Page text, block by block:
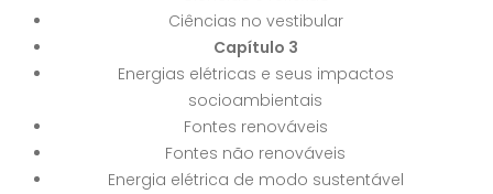
Ciências no vestibular
Capítulo 3
Energias elétricas e seus impactos
socioambientais
Fontes renováveis
Fontes não renováveis
Energia elétrica de modo sustentável